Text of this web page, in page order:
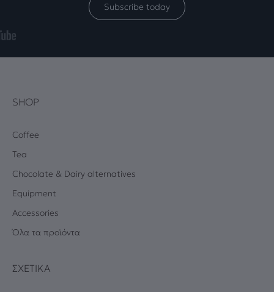
Subscribe today
SHOP
Coffee
Tea
Chocolate & Dairy alternatives
Equipment
Accessories
Όλα τα προϊόντα
ΣΧΕΤΙΚΆ